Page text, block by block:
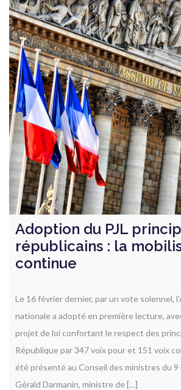
Adoption du PJL
républicains : la
continue
Le 16 février dernier, par un vote solennel,
nationale a adopté en première lecture,
projet de loi confortant le respect des
République par 347 voix pour et 151 voix
été présenté au Conseil des ministres du
Gérald Darmanin, ministre de […]